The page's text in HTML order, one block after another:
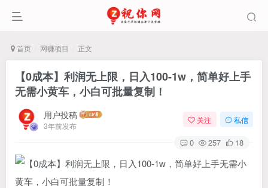
首页 网赚项目 正文
【0成本】利润无上限，日入100-1w，简单好上手
无需小黄车，小白可批量复制！
用户投稿
3年前发布
关注 私信
0 257 18